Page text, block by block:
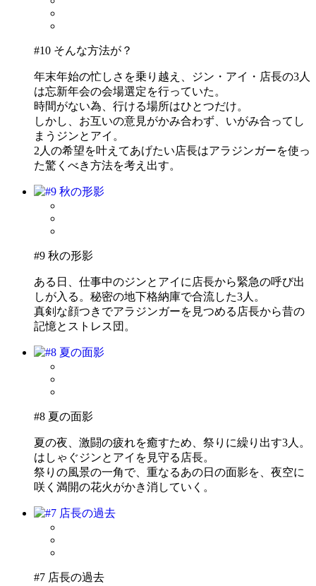
#10 そんな方法が？
年末年始の忙しさを乗り越え、ジン・アイ・店長の3人
は忘新年会の会場選定を行っていた。
時間がない為、行ける場所はひとつだけ。
しかし、お互いの意見がかみ合わず、いがみ合ってし
まうジンとアイ。
2人の希望を叶えてあげたい店長はアラジンガーを使っ
た驚くべき方法を考え出す。
#9 秋の形影
ある日、仕事中のジンとアイに店長から緊急の呼び出
しが入る。秘密の地下格納庫で合流した3人。
真剣な顔つきでアラジンガーを見つめる店長から昔の
記憶とストレス団。
#8 夏の面影
夏の夜、激闘の疲れを癒すため、祭りに繰り出す3人。
はしゃぐジンとアイを見守る店長。
祭りの風景の一角で、重なるあの日の面影を、夜空に
咲く満開の花火がかき消していく。
#7 店長の過去